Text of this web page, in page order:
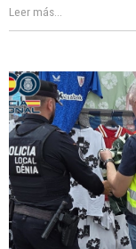
Leer más...